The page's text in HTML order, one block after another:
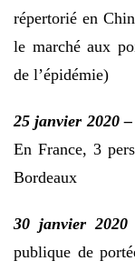
répertorié en
le marché aux
de l’épidémie)
25 janvier 2020 –
En France, 3
Bordeaux
30 janvier 2020
publique de